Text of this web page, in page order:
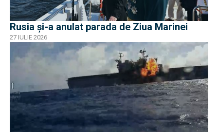
Rusia și-a anulat parada de Ziua Marinei
27 IULIE 2026